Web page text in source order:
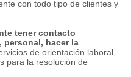
con todo tipo de clientes y
tener contacto
personal, hacer la
de orientación laboral,
para la resolución de